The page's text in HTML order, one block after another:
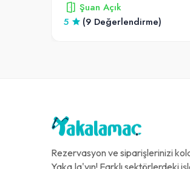
Şuan Açık
5
(9 Değerlendirme)
Rezervasyon ve siparişlerinizi